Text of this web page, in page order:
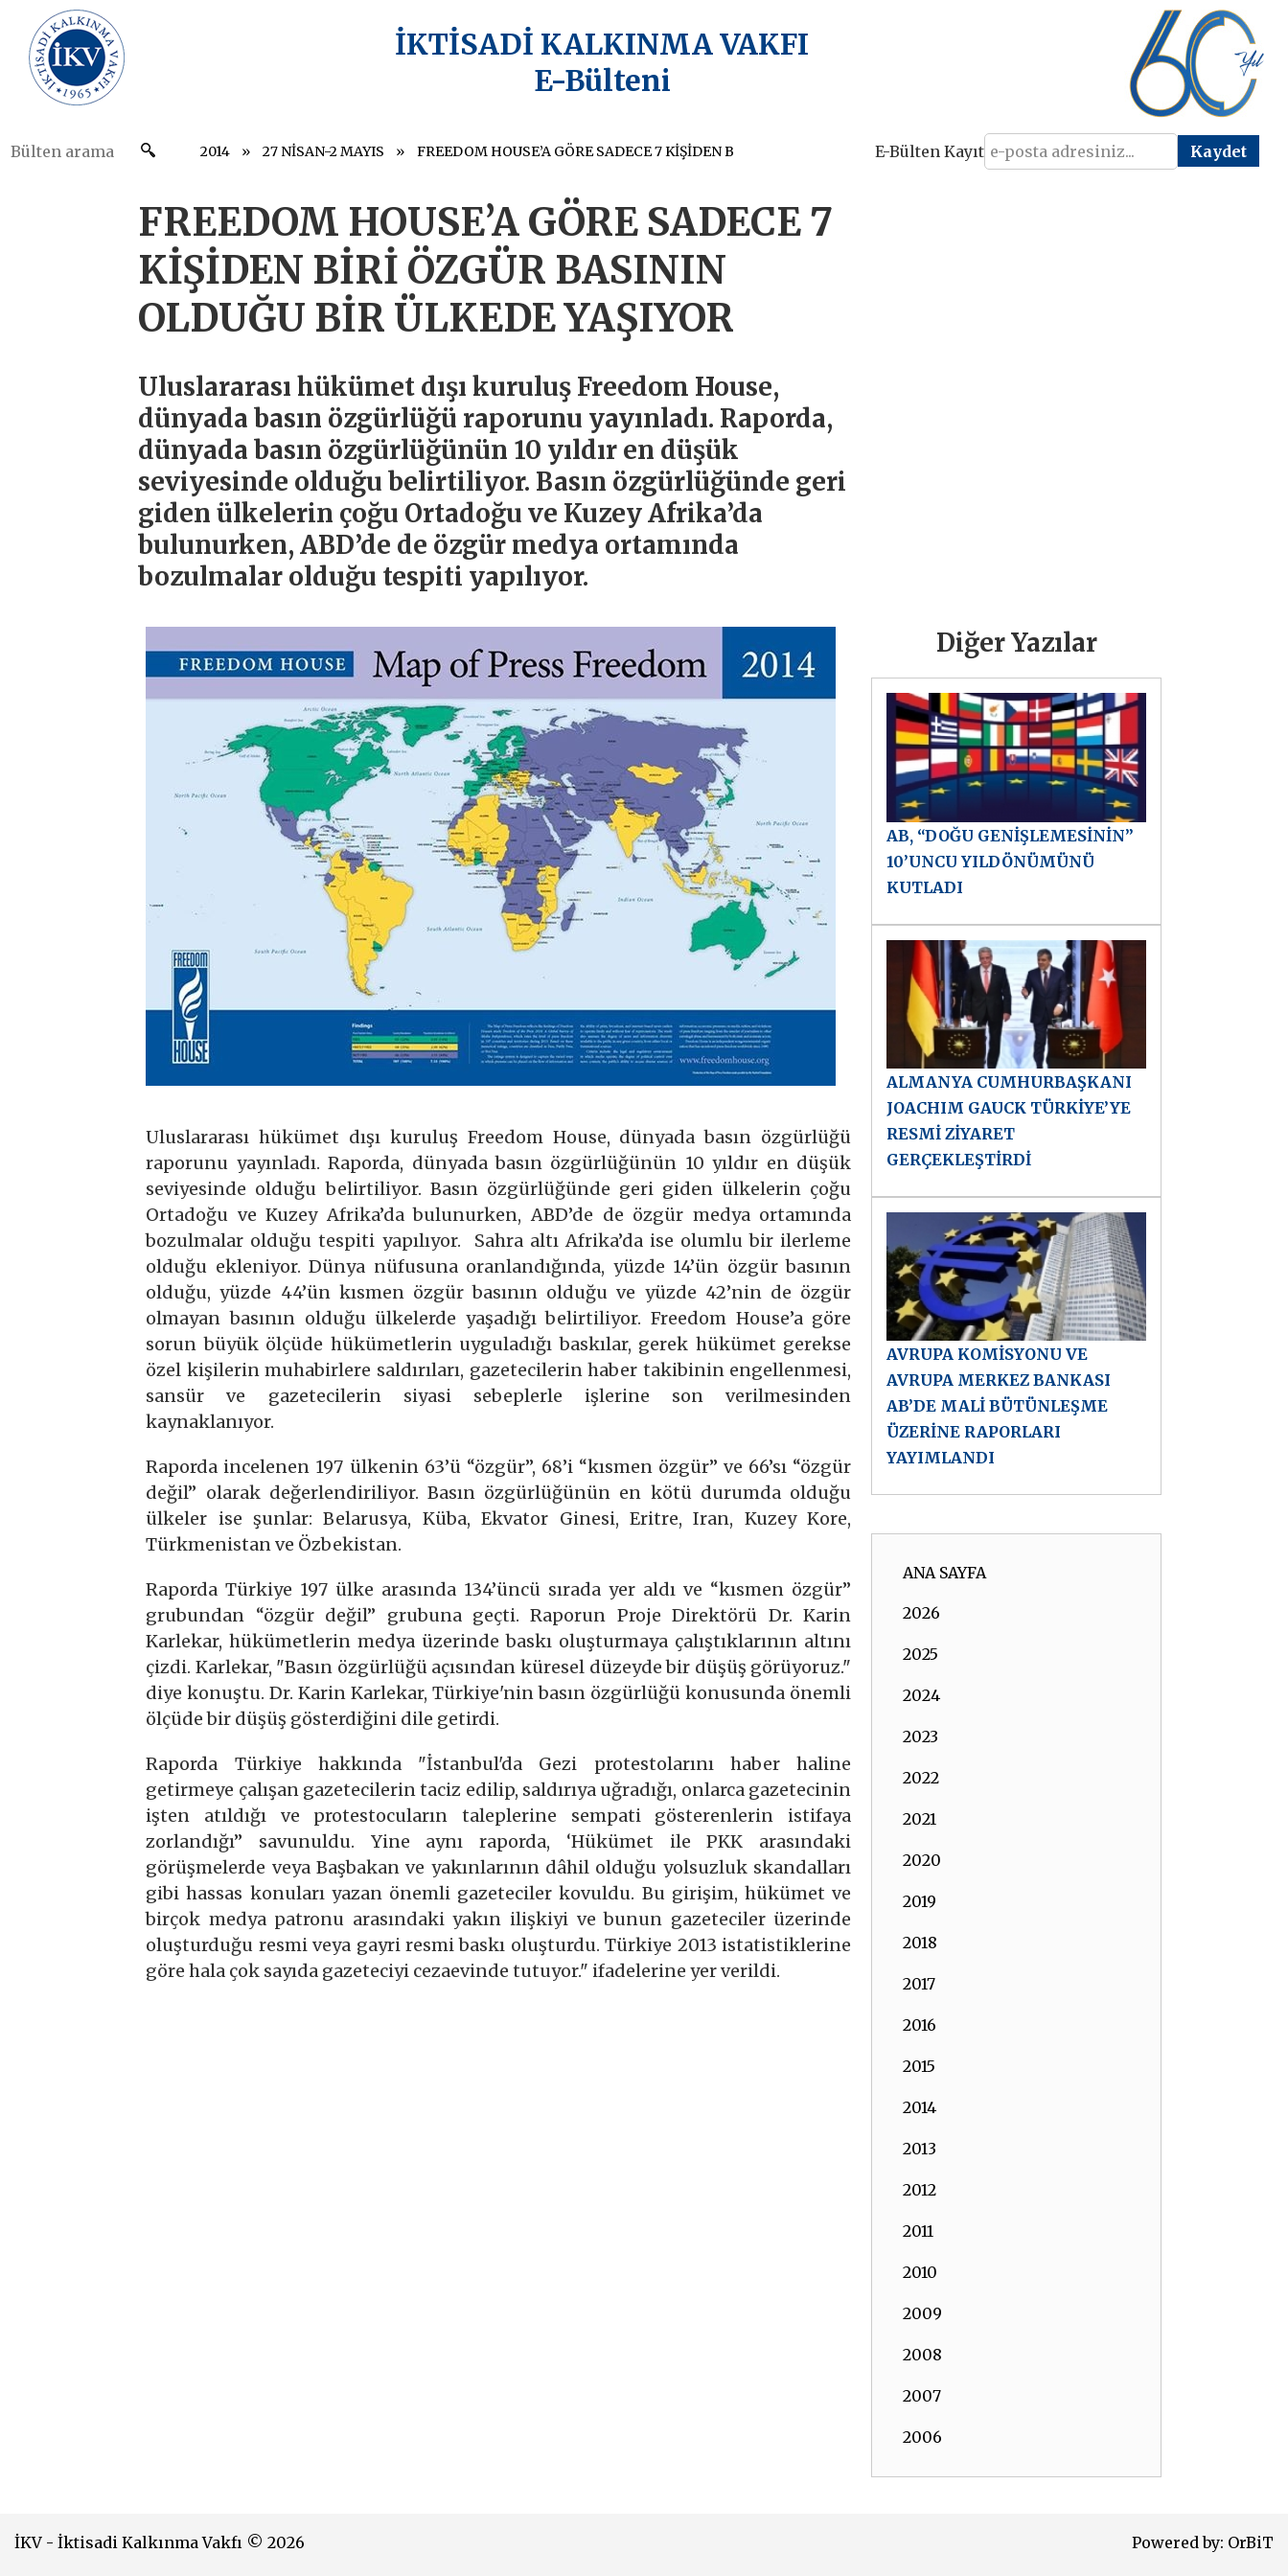
İKTİSADİ KALKINMA VAKFI
E-Bülteni
2014 27 NİSAN-2 MAYIS E-Bülten Kayıt
FREEDOM HOUSE’A GÖRE SADECE 7
KİŞİDEN BİRİ ÖZGÜR BASININ
OLDUĞU BİR ÜLKEDE YAŞIYOR
Uluslararası hükümet dışı kuruluş Freedom House,
dünyada basın özgürlüğü raporunu yayınladı. Raporda,
dünyada basın özgürlüğünün 10 yıldır en düşük
seviyesinde olduğu belirtiliyor. Basın özgürlüğünde geri
giden ülkelerin çoğu Ortadoğu ve Kuzey Afrika’da
bulunurken, ABD’de de özgür medya ortamında
bozulmalar olduğu tespiti yapılıyor.
Uluslararası hükümet dışı kuruluş Freedom House, dünyada basın özgürlüğü
raporunu yayınladı. Raporda, dünyada basın özgürlüğünün 10 yıldır en düşük
seviyesinde olduğu belirtiliyor. Basın özgürlüğünde geri giden ülkelerin çoğu
Ortadoğu ve Kuzey Afrika’da bulunurken, ABD’de de özgür medya ortamında
bozulmalar olduğu tespiti yapılıyor. Sahra altı Afrika’da ise olumlu bir ilerleme
olduğu ekleniyor. Dünya nüfusuna oranlandığında, yüzde 14’ün özgür basının
olduğu, yüzde 44’ün kısmen özgür basının olduğu ve yüzde 42’nin de özgür
olmayan basının olduğu ülkelerde yaşadığı belirtiliyor. Freedom House’a göre
sorun büyük ölçüde hükümetlerin uyguladığı baskılar, gerek hükümet gerekse
özel kişilerin muhabirlere saldırıları, gazetecilerin haber takibinin engellenmesi,
sansür ve gazetecilerin siyasi sebeplerle işlerine son verilmesinden
kaynaklanıyor.
Raporda incelenen 197 ülkenin 63’ü “özgür”, 68’i “kısmen özgür” ve 66’sı “özgür
değil” olarak değerlendiriliyor. Basın özgürlüğünün en kötü durumda olduğu
ülkeler ise şunlar: Belarusya, Küba, Ekvator Ginesi, Eritre, Iran, Kuzey Kore,
Türkmenistan ve Özbekistan.
Raporda Türkiye 197 ülke arasında 134’üncü sırada yer aldı ve “kısmen özgür”
grubundan “özgür değil” grubuna geçti. Raporun Proje Direktörü Dr. Karin
Karlekar, hükümetlerin medya üzerinde baskı oluşturmaya çalıştıklarının altını
çizdi. Karlekar, "Basın özgürlüğü açısından küresel düzeyde bir düşüş görüyoruz."
diye konuştu. Dr. Karin Karlekar, Türkiye'nin basın özgürlüğü konusunda önemli
ölçüde bir düşüş gösterdiğini dile getirdi.
Raporda Türkiye hakkında "İstanbul'da Gezi protestolarını haber haline
getirmeye çalışan gazetecilerin taciz edilip, saldırıya uğradığı, onlarca gazetecinin
işten atıldığı ve protestocuların taleplerine sempati gösterenlerin istifaya
zorlandığı” savunuldu. Yine aynı raporda, ‘Hükümet ile PKK arasındaki
görüşmelerde veya Başbakan ve yakınlarının dâhil olduğu yolsuzluk skandalları
gibi hassas konuları yazan önemli gazeteciler kovuldu. Bu girişim, hükümet ve
birçok medya patronu arasındaki yakın ilişkiyi ve bunun gazeteciler üzerinde
oluşturduğu resmi veya gayri resmi baskı oluşturdu. Türkiye 2013 istatistiklerine
göre hala çok sayıda gazeteciyi cezaevinde tutuyor." ifadelerine yer verildi.
Diğer Yazılar
AB, “DOĞU GENİŞLEMESİNİN”
10’UNCU YILDÖNÜMÜNÜ
KUTLADI
ALMANYA CUMHURBAŞKANI
JOACHIM GAUCK TÜRKİYE’YE
RESMİ ZİYARET
GERÇEKLEŞTİRDİ
AVRUPA KOMİSYONU VE
AVRUPA MERKEZ BANKASI
AB’DE MALİ BÜTÜNLEŞME
ÜZERİNE RAPORLARI
YAYIMLANDI
ANA SAYFA
2026
2025
2024
2023
2022
2021
2020
2019
2018
2017
2016
2015
2014
2013
2012
2011
2010
2009
2008
2007
2006
İKV - İktisadi Kalkınma Vakfı © 2026 Powered by: OrBiT